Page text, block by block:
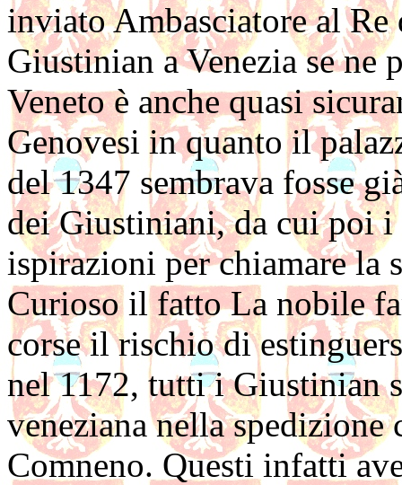
inviato Ambasciatore al Re
Giustinian a Venezia se ne
Veneto è anche quasi
Genovesi in quanto il
del 1347 sembrava fosse
dei Giustiniani, da cui poi i
ispirazioni per chiamare la
Curioso il fatto La nobile
corse il rischio di
nel 1172, tutti i Giustinian
veneziana nella spedizione
Comneno. Questi infatti